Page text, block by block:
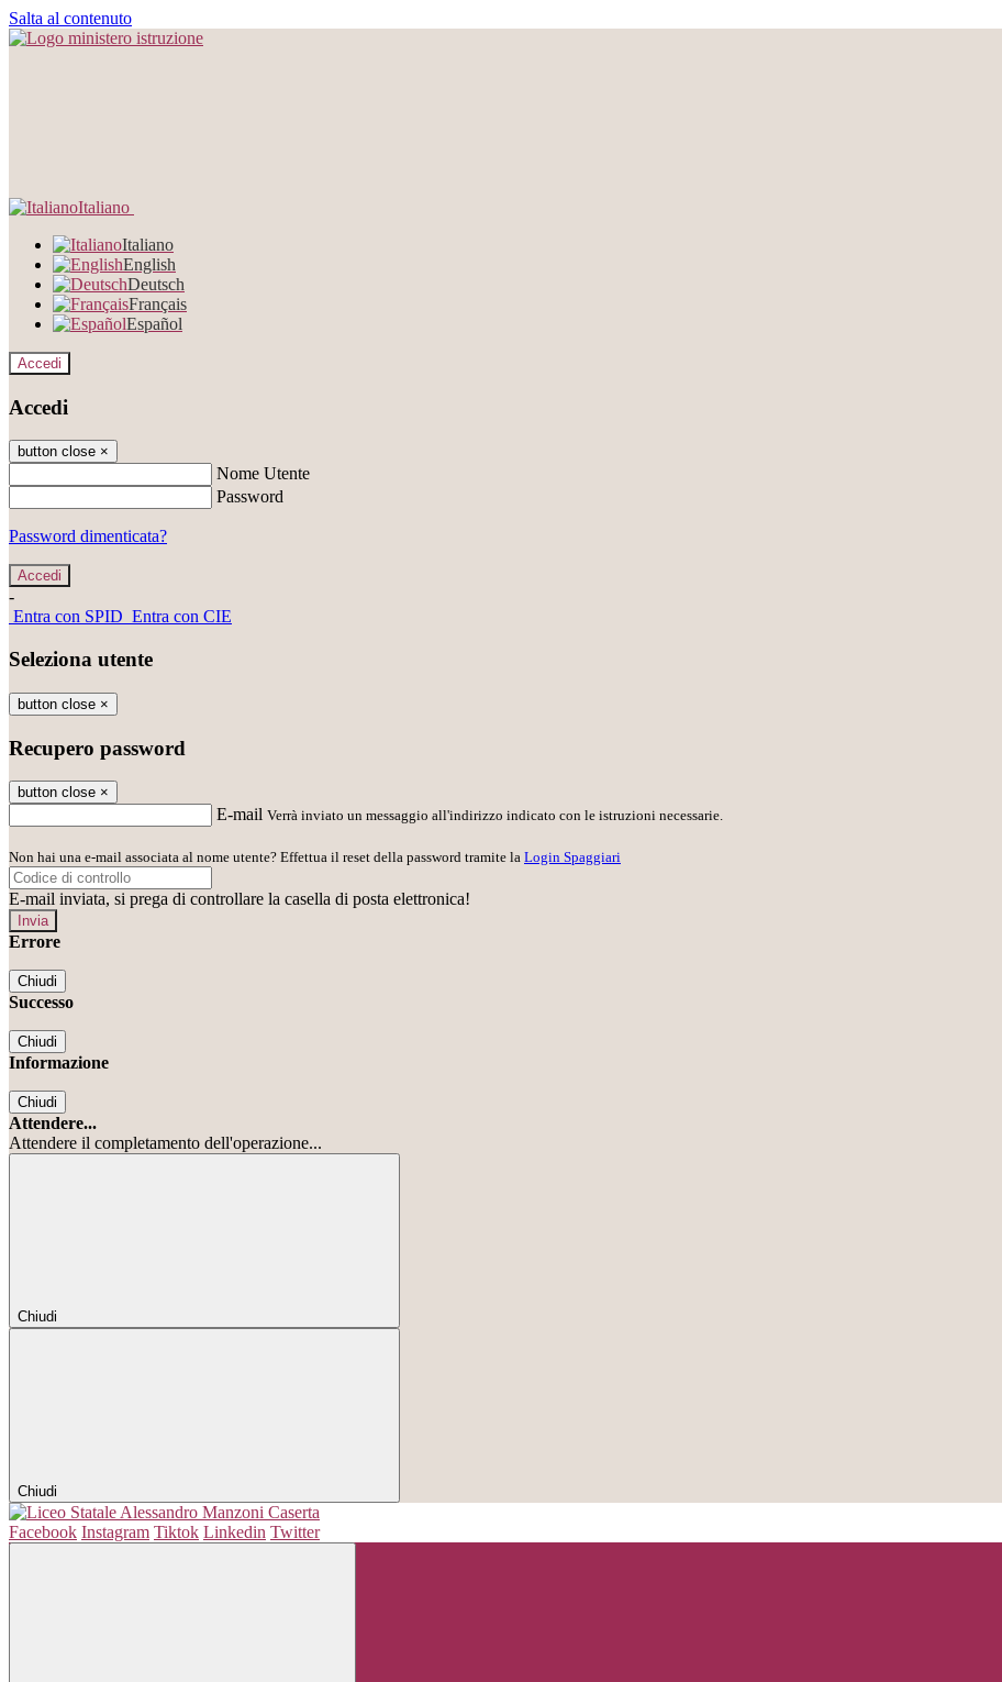
Salta al contenuto
Italiano
Italiano
English
Deutsch
Français
Español
Accedi
Accedi
button close ×
Nome Utente
Password
Password dimenticata?
-
Entra con SPID Entra con CIE
Seleziona utente
button close ×
Recupero password
button close ×
E-mail Verrà inviato un messaggio all'indirizzo indicato con le istruzioni necessarie.
Non hai una e-mail associata al nome utente? Effettua il reset della password tramite la Login Spaggiari
E-mail inviata, si prega di controllare la casella di posta elettronica!
Errore
Chiudi
Successo
Chiudi
Informazione
Chiudi
Attendere...
Attendere il completamento dell'operazione...
Chiudi
Chiudi
Facebook Instagram Tiktok Linkedin Twitter